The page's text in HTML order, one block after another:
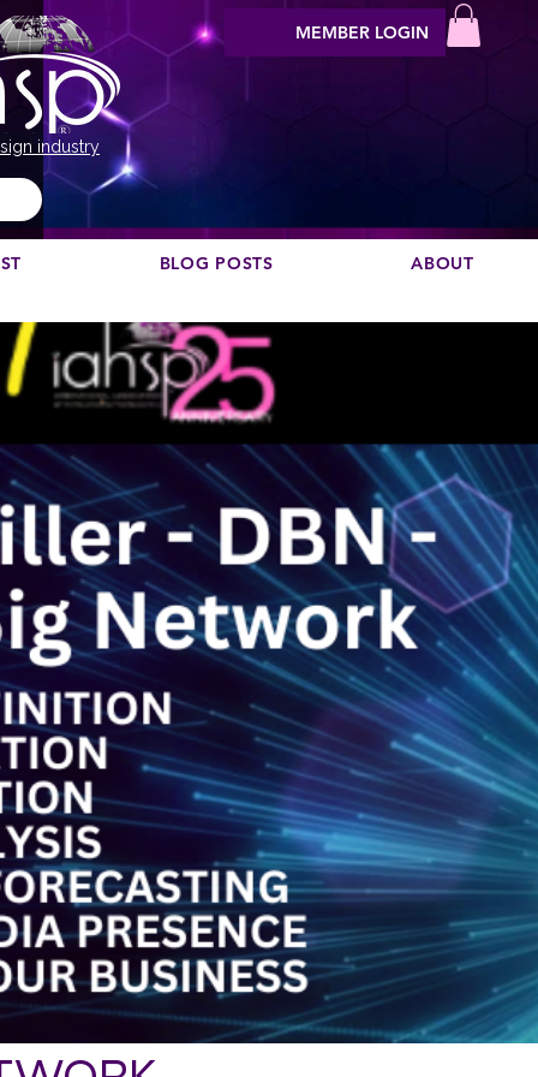
industry
MEMBER LOGIN
BLOG POSTS ABOUT